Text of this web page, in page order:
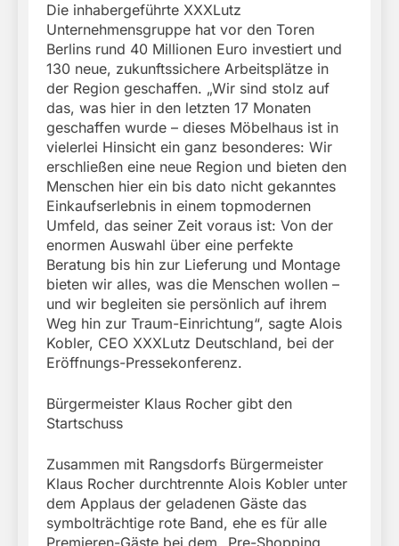
Die inhabergeführte XXXLutz
Unternehmensgruppe hat vor den Toren
Berlins rund 40 Millionen Euro investiert und
130 neue, zukunftssichere Arbeitsplätze in
der Region geschaffen. „Wir sind stolz auf
das, was hier in den letzten 17 Monaten
geschaffen wurde – dieses Möbelhaus ist in
vielerlei Hinsicht ein ganz besonderes: Wir
erschließen eine neue Region und bieten den
Menschen hier ein bis dato nicht gekanntes
Einkaufserlebnis in einem topmodernen
Umfeld, das seiner Zeit voraus ist: Von der
enormen Auswahl über eine perfekte
Beratung bis hin zur Lieferung und Montage
bieten wir alles, was die Menschen wollen –
und wir begleiten sie persönlich auf ihrem
Weg hin zur Traum-Einrichtung“, sagte Alois
Kobler, CEO XXXLutz Deutschland, bei der
Eröffnungs-Pressekonferenz.
Bürgermeister Klaus Rocher gibt den
Startschuss
Zusammen mit Rangsdorfs Bürgermeister
Klaus Rocher durchtrennte Alois Kobler unter
dem Applaus der geladenen Gäste das
symbolträchtige rote Band, ehe es für alle